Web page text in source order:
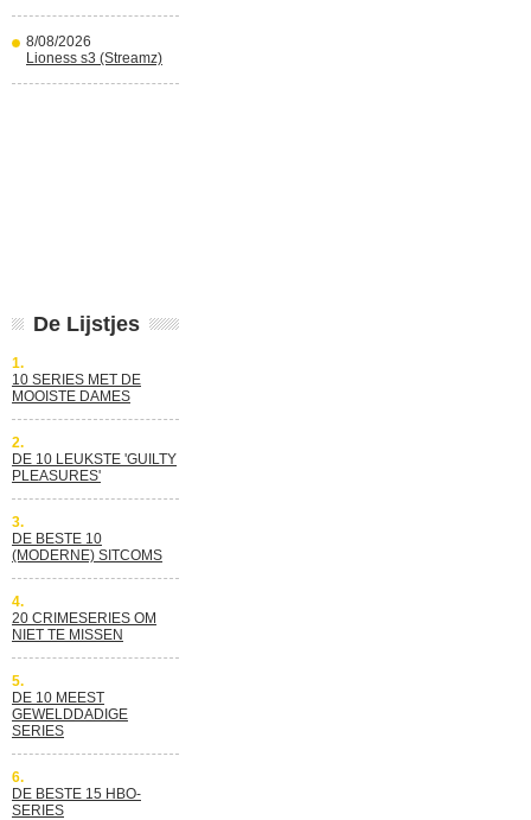
8/08/2026
Lioness s3 (Streamz)
De Lijstjes
1.
10 SERIES MET DE
MOOISTE DAMES
2.
DE 10 LEUKSTE 'GUILTY
PLEASURES'
3.
DE BESTE 10
(MODERNE) SITCOMS
4.
20 CRIMESERIES OM
NIET TE MISSEN
5.
DE 10 MEEST
GEWELDDADIGE
SERIES
6.
DE BESTE 15 HBO-
SERIES